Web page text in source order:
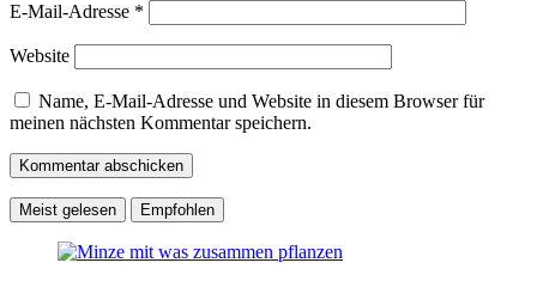
E-Mail-Adresse *
Website
Name, E-Mail-Adresse und Website in diesem Browser für
meinen nächsten Kommentar speichern.
Meist gelesen Empfohlen